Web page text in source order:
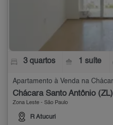
3 quartos 1 suíte
Chácara Santo Antônio (ZL)
Zona Leste - São Paulo
R Atucuri